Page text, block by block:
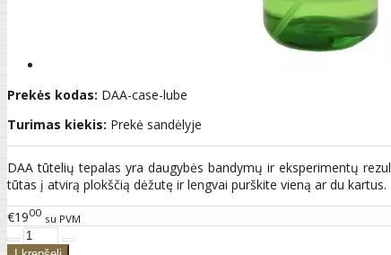
Prekės kodas: DAA-case-lube
Turimas kiekis: Prekė sandėlyje
DAA tūtelių tepalas yra daugybės bandymų ir eksperimentų
tūtas į atvirą plokščią dėžutę ir lengvai purškite vieną ar du kartus.
€1900 su PVM